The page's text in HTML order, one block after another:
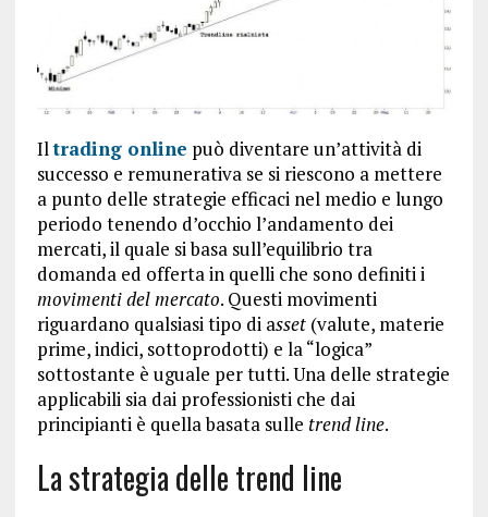
Iltrading online può diventare un’attività di
successo e remunerativa se si riescono a mettere
a punto delle strategie efficaci nel medio e lungo
periodo tenendo d’occhio l’andamento dei
mercati, il quale si basa sull’equilibrio tra
domanda ed offerta in quelli che sono definiti i
movimenti del mercato. Questi movimenti
riguardano qualsiasi tipo di asset(valute, materie
prime, indici, sottoprodotti) e la “logica”
sottostante è uguale per tutti. Una delle strategie
applicabili sia dai professionisti che dai
principianti è quella basata sulle trend line.
La strategia delle trend line